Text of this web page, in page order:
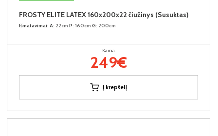
FROSTY ELITE LATEX 160x200x22 čiužinys (Susuktas)
Išmatavimai: A: 22cm P: 160cm G: 200cm
Kaina:
249€
Į krepšelį